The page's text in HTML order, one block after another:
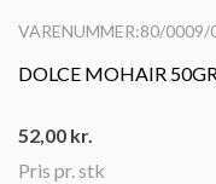
VARENUMMER:80/
DOLCE MOHAIR
Pris pr. stk
52,00 kr.